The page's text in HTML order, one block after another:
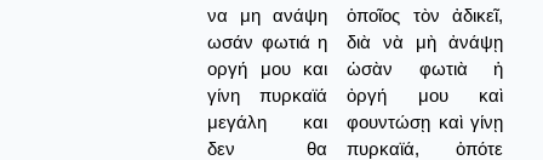
να μη ανάψη
ωσάν φωτιά η
οργή μου και
γίνη πυρκαϊά
μεγάλη και
δεν θα
ὁποῖος τὸν ἀδικεῖ,
διὰ νὰ μὴ ἀνάψῃ
ὡσὰν φωτιὰ ἡ
ὀργή μου καὶ
φουντώσῃ καὶ γίνῃ
πυρκαϊά, ὁπότε